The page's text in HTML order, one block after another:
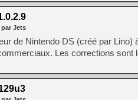
par Jets
de Nintendo DS (créé par
Les corrections